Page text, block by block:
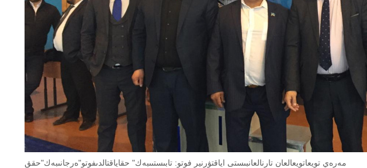
مەرەي تويعاتويعالعان تارنالعانبىستى اياقتۋرنير فوتو: تابىستىىبەك" حقاياقتالدىفوتو"ەرجانىبەك"حقق